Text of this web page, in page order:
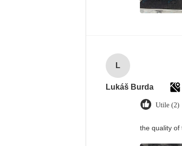
L
Lukáš Burda
Utile (2)
the quality of